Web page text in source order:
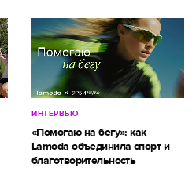
ИНТЕРВЬЮ
«Помогаю на бегу»: как
Lamoda объединила спорт и
благотворительность